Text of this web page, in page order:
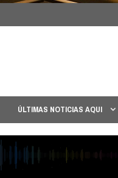
ÚLTIMAS NOTICIAS AQUI